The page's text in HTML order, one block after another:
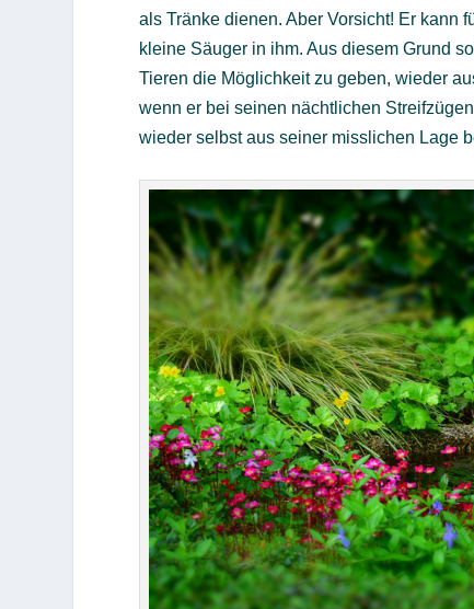
als Tränke dienen. Aber Vorsicht! Er kann
kleine Säuger in ihm. Aus diesem Grund
Tieren die Möglichkeit zu geben, wieder
wenn er bei seinen nächtlichen
wieder selbst aus seiner misslichen Lage